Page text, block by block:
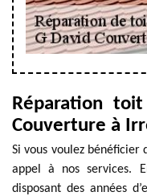
Réparation
Couverture à
Si vous voulez
appel à nos services.
disposant des années